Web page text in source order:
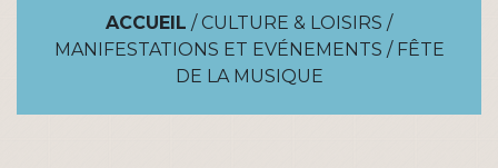
ACCUEIL / CULTURE & LOISIRS /
MANIFESTATIONS ET EVÉNEMENTS / FÊTE
DE LA MUSIQUE